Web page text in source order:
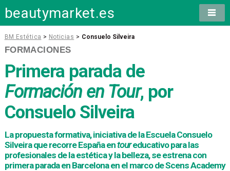
beautymarket.es
BM Estética > Noticias > Consuelo Silveira
FORMACIONES
Primera parada de
Formación en Tour, por
Consuelo Silveira
La propuesta formativa, iniciativa de la Escuela Consuelo
Silveira que recorre España entoureducativo para las
profesionales de la estética y la belleza, se estrena con
primera parada en Barcelona en el marco de Scens Academy